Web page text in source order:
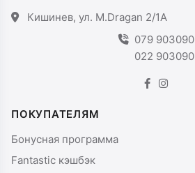
Кишинев, ул. M.Dragan 2/1A
079 903090
022 903090
ПОКУПАТЕЛЯМ
Бонусная программа
Fantastic кэшбэк